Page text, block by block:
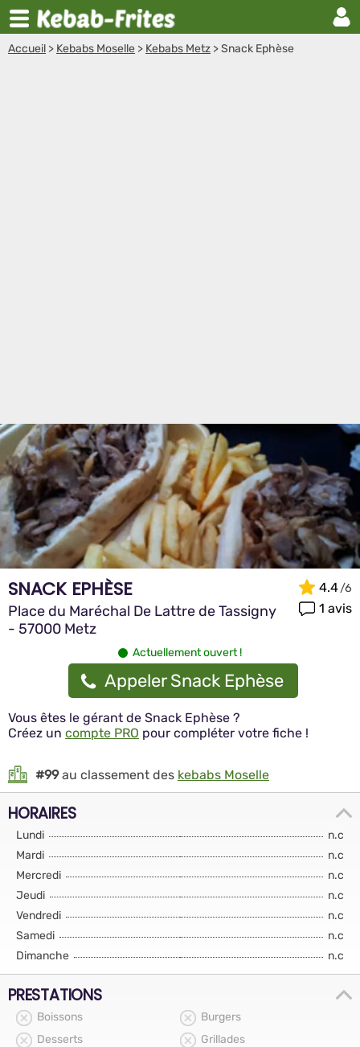
Accueil > Kebabs Moselle > Kebabs Metz >Snack Ephèse
SNACK EPHÈSE
Place du Maréchal De Lattre de Tassigny
- 57000 Metz
4.4
1 avis
Actuellement ouvert !
Appeler Snack Ephèse
Vous êtes le gérant de Snack Ephèse ?
Créez un compte PRO pour compléter votre fiche !
#99au classement des kebabs Moselle
HORAIRES
Lundi
n.c
Mardi
n.c
Mercredi
n.c
Jeudi
n.c
Vendredi
n.c
Samedi
n.c
Dimanche
n.c
PRESTATIONS
Boissons
Burgers
Desserts
Grillades